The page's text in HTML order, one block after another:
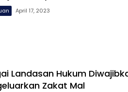
April 17, 2023
Landasan Hukum
Zakat Mal